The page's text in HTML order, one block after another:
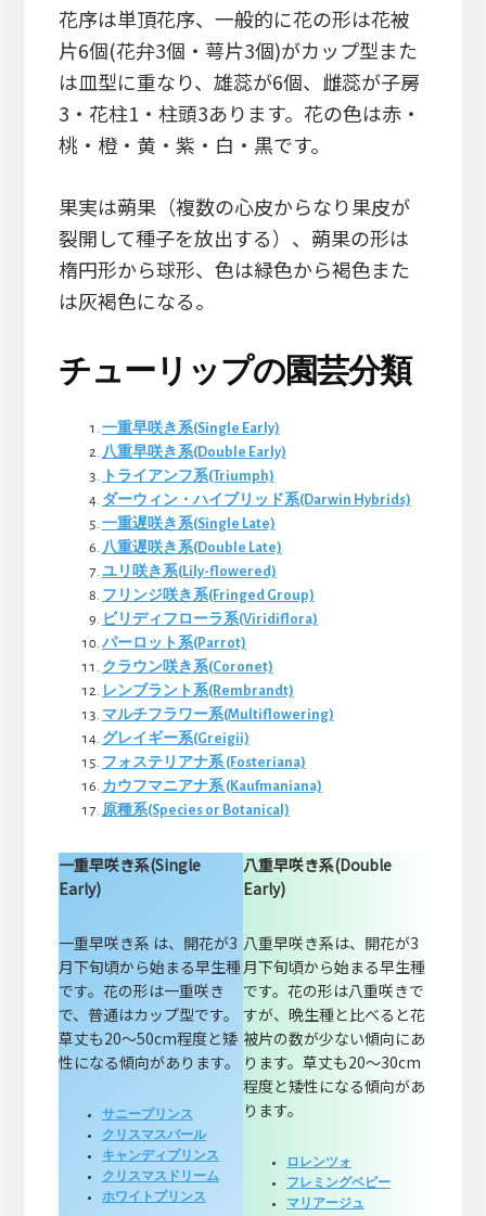
花序は単頂花序、一般的に花の形は花被
片6個(花弁3個・萼片3個)がカップ型また
は皿型に重なり、雄蕊が6個、雌蕊が子房
3・花柱1・柱頭3あります。花の色は赤・
桃・橙・黄・紫・白・黒です。
果実は蒴果（複数の心皮からなり果皮が
裂開して種子を放出する）、蒴果の形は
楕円形から球形、色は緑色から褐色また
は灰褐色になる。
チューリップの園芸分類
一重早咲き系(Single Early)
八重早咲き系(Double Early)
トライアンフ系(Triumph)
ダーウィン・ハイブリッド系(Darwin Hybrids)
一重遅咲き系(Single Late)
八重遅咲き系(Double Late)
ユリ咲き系(Lily-flowered)
フリンジ咲き系(Fringed Group)
ビリディフローラ系(Viridiflora)
パーロット系(Parrot)
クラウン咲き系(Coronet)
レンブラント系(Rembrandt)
マルチフラワー系(Multiflowering)
グレイギー系(Greigii)
フォステリアナ系 (Fosteriana)
カウフマニアナ系 (Kaufmaniana)
原種系(Species or Botanical)
一重早咲き系(Single
Early)
一重早咲き系 は、開花が3
月下旬頃から始まる早生種
です。花の形は一重咲き
で、普通はカップ型です。
草丈も20～50cm程度と矮
性になる傾向があります。
サニープリンス
クリスマスパール
キャンディプリンス
クリスマスドリーム
ホワイトプリンス
八重早咲き系(Double
Early)
八重早咲き系は、開花が3
月下旬頃から始まる早生種
です。花の形は八重咲きで
すが、晩生種と比べると花
被片の数が少ない傾向にあ
ります。草丈も20～30cm
程度と矮性になる傾向があ
ります。
ロレンツォ
フレミングベビー
マリアージュ